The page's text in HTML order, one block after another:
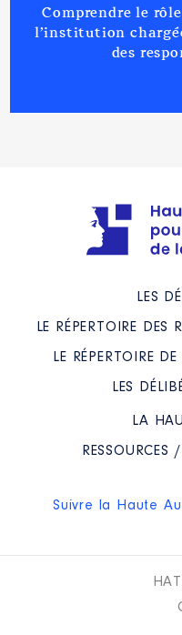
Comprendre le
l’institution
des
LES
LE RÉPERTOIRE DES
LE RÉPERTOIRE
LES
LA
RESSOURCES
Suivre la Haute